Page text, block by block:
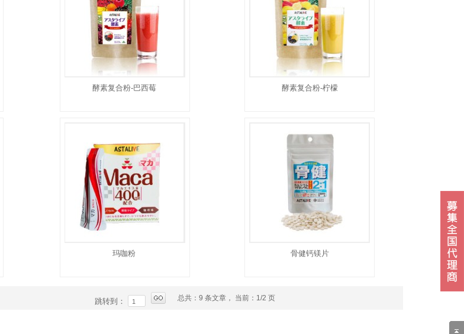
酵素复合粉-巴西莓 酵素复合粉-柠檬
玛咖粉 骨健钙镁片
跳转到： 总共：9 条文章， 当前：1/2 页